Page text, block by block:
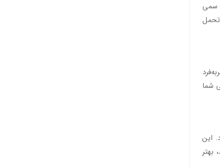
سمی
تحمل
شما
این
بهتر